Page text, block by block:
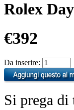
Rolex
€392
Da inserire:
Si prega di